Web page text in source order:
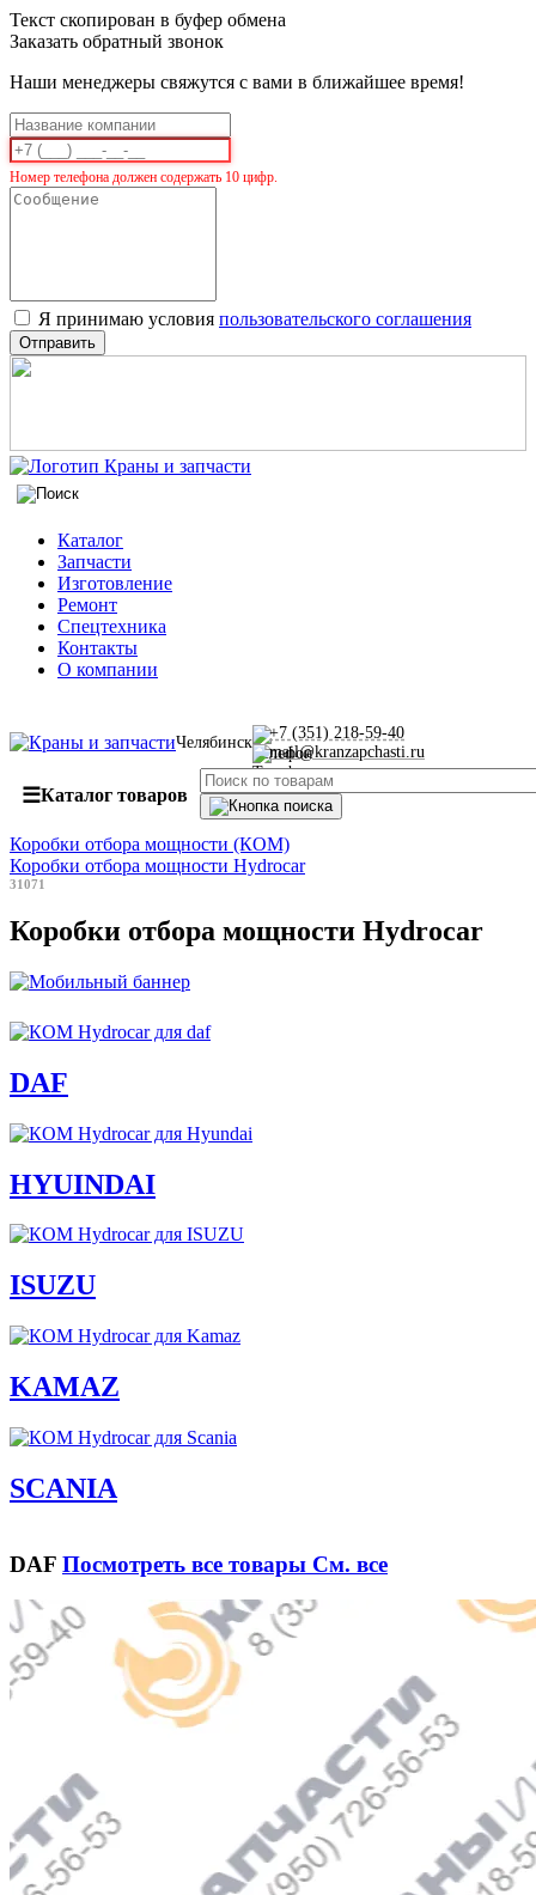
Текст скопирован в буфер обмена
Заказать обратный звонок
Наши менеджеры свяжутся с вами в ближайшее время!
Номер телефона должен содержать 10 цифр.
Я принимаю условия пользовательского соглашения
Отправить
Каталог
Запчасти
Изготовление
Ремонт
Спецтехника
Контакты
О компании
Челябинск
+7 (351) 218-59-40
mail@kranzapchasti.ru
☰Каталог товаров
Коробки отбора мощности (КОМ)
Коробки отбора мощности Hydrocar
31071
Коробки отбора мощности Hydrocar
DAF
HYUINDAI
ISUZU
KAMAZ
SCANIA
DAF Посмотреть все товары См. все